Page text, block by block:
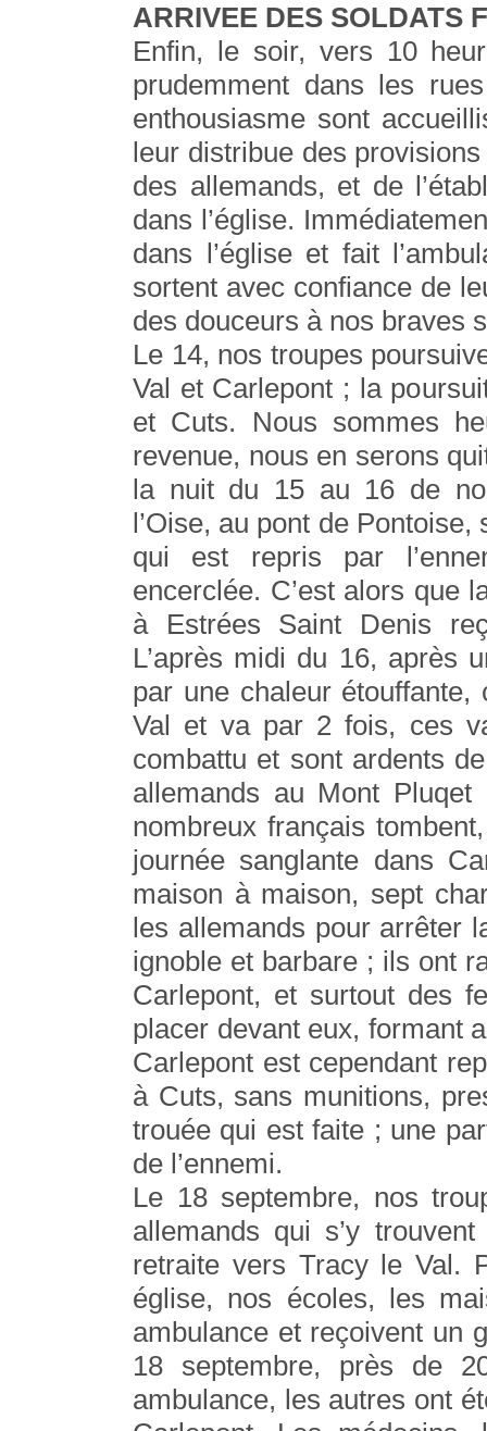
ARRIVEE DES SOLDATS
Enfin, le soir, vers 10
prudemment dans les
enthousiasme sont
leur distribue des
des allemands, et de
dans l’église.
dans l’église et fait
sortent avec confiance de
des douceurs à nos braves
Le 14, nos troupes
Val et Carlepont ; la
et Cuts. Nous sommes
revenue, nous en serons
la nuit du 15 au 16 de
l’Oise, au pont de
qui est repris par
encerclée. C’est alors que
à Estrées Saint Denis
L’après midi du 16, après
par une chaleur
Val et va par 2 fois, ces
combattu et sont ardents
allemands au Mont
nombreux français
journée sanglante dans
maison à maison, sept
les allemands pour arrêter
ignoble et barbare ; ils ont
Carlepont, et surtout des
placer devant eux, formant
Carlepont est cependant
à Cuts, sans munitions,
trouée qui est faite ; une
de l’ennemi.
Le 18 septembre, nos
allemands qui s’y
retraite vers Tracy le Val.
église, nos écoles, les
ambulance et reçoivent un
18 septembre, près de
ambulance, les autres ont